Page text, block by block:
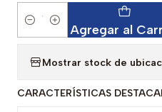
Cantidad Agregar al
Mostrar stock de
CARACTERÍSTICAS